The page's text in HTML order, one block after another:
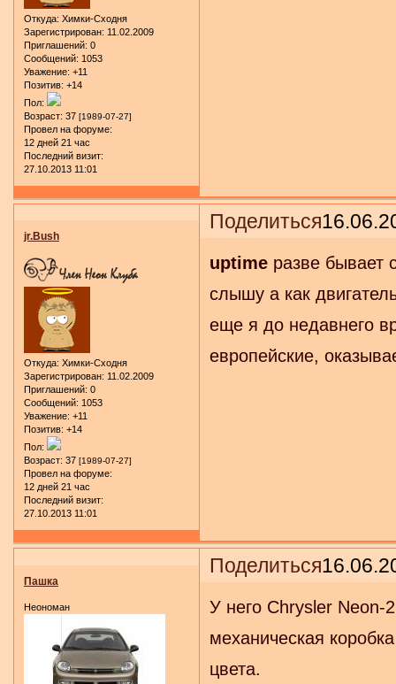
Откуда: Химки-Сходня
Зарегистрирован: 11.02.2009
Приглашений: 0
Сообщений: 1053
Уважение: +11
Позитив: +14
Пол:
Возраст: 37 [1989-07-27]
Провел на форуме:
12 дней 21 час
Последний визит:
27.10.2013 11:01
Поделиться
jr.Bush
Откуда: Химки-Сходня
Зарегистрирован: 11.02.2009
Приглашений: 0
Сообщений: 1053
Уважение: +11
Позитив: +14
Пол:
Возраст: 37 [1989-07-27]
Провел на форуме:
12 дней 21 час
Последний визит:
27.10.2013 11:01
uptime разве бывает
слышу а как
еще я до недавнего
европейские,
Поделиться
Пашка
Неономан
У него Chrysler Neon-
механическая
цвета.